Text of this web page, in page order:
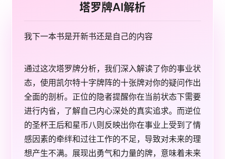
塔罗牌AI解析
我下一本书是开新书还是自己的内容
通过这次塔罗牌分析，我们深入解读了你的事业状
态，使用凯尔特十字牌阵的十张牌对你的疑问作出
全面的剖析。正位的隐者提醒你在当前状态下需要
进行内省，了解自己内心深处的真实追求。而逆位
的圣杯王后和星币八则反映出你在事业上受到了情
感因素的牵绊和过往工作的不足，导致对未来的理
想产生不满。展现出勇气和力量的牌，意味着未来